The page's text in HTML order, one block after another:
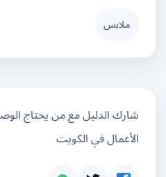
ملابس
شارك الدليل مع من يحتاج الوصول
الأعمال في الكويت